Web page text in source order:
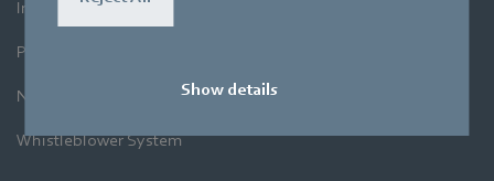
Show details
Impressum
Privacyverklaring
Nieuwsbrief
Whistleblower System